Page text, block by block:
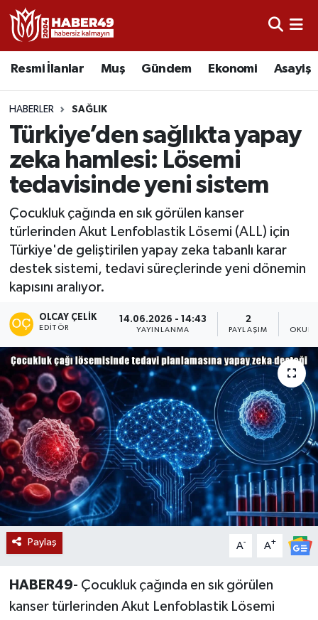
Resmi İlanlar Muş Gündem Ekonomi Asayiş
HABERLER SAĞLIK
Türkiye’den sağlıkta yapay
zeka hamlesi: Lösemi
tedavisinde yeni sistem
Çocukluk çağında en sık görülen kanser
türlerinden Akut Lenfoblastik Lösemi (ALL) için
Türkiye'de geliştirilen yapay zeka tabanlı karar
destek sistemi, tedavi süreçlerinde yeni dönemin
kapısını aralıyor.
OLCAY ÇELIK
EDITÖR
14.06.2026 - 14:43
YAYINLANMA
2
PAYLAŞIM
Paylaş A- A+
HABER49- Çocukluk çağında en sık görülen
kanser türlerinden Akut Lenfoblastik Lösemi
Resmi İlanlar
Asayiş
Bölge
Eğitim
Sağlık
Gündem
Teknoloji
Kültür Sanat
Muş
Hasköy
Korkut
Uşak Nöbetçi Eczaneler
Uşak Hava Durumu
Uşak Namaz Vakitleri
Uşak Trafik Yoğunluk Haritası
TFF 2.Lig Kırmızı Grup Puan Durumu ve Fikstür
Tüm Manşetler
Son Dakika Haberleri